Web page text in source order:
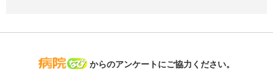
病院なび
からのアンケートにご協力ください。